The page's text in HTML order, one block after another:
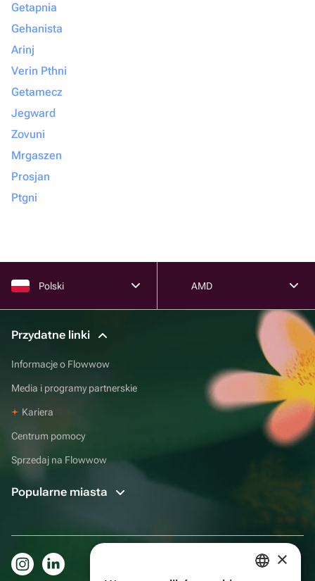
Getapnia
Gehanista
Arinj
Verin Pthni
Getamecz
Jegward
Zovuni
Mrgaszen
Prosjan
Ptgni
Polski AMD
Przydatne linki
Informacje o Flowwow
Media i programy partnerskie
Kariera
Centrum pomocy
Sprzedaj na Flowwow
Popularne miasta
×